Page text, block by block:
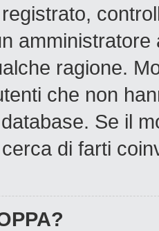
ragione.
che non
Se il
di farti